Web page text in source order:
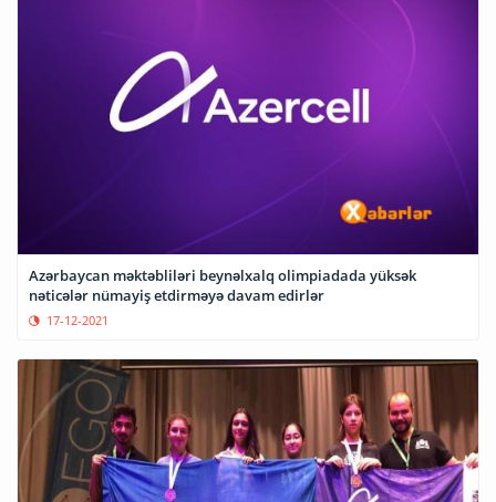
Azərbaycan məktəbliləri beynəlxalq olimpiadada yüksək
nəticələr nümayiş etdirməyə davam edirlər
17-12-2021